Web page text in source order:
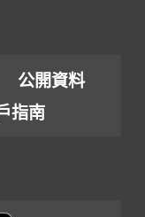
公開資料
指南